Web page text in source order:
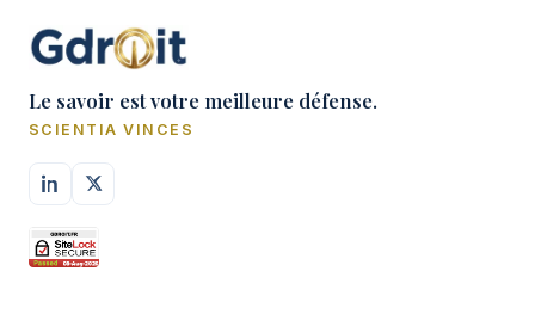
Le savoir est votre meilleure défense.
SCIENTIA VINCES